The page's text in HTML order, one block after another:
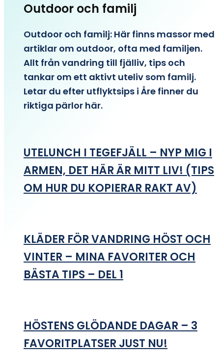
Outdoor och familj
Outdoor och familj: Här finns massor med
artiklar om outdoor, ofta med familjen.
Allt från vandring till fjälliv, tips och
tankar om ett aktivt uteliv som familj.
Letar du efter utflyktsips i Åre finner du
riktiga pärlor här.
UTELUNCH I TEGEFJÄLL – NYP MIG I
ARMEN, DET HÄR ÄR MITT LIV! (TIPS
OM HUR DU KOPIERAR RAKT AV)
KLÄDER FÖR VANDRING HÖST OCH
VINTER – MINA FAVORITER OCH
BÄSTA TIPS – DEL 1
HÖSTENS GLÖDANDE DAGAR – 3
FAVORITPLATSER JUST NU!